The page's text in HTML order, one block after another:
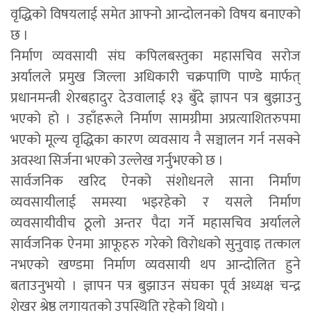
वृद्धिको विषयलाई समेत आफ्नो आन्दोलनको विषय बनाएको
छ ।
निर्माण व्यवसायी संघ कपिलबस्तुका महासचिव सरोज
अर्यालले प्रमुख जिल्ला अधिकारी चक्रपाणि पाण्डे मार्फत्
प्रधानमन्त्री शेरबहादुर देउवालाई १३ बुँदे ज्ञापन पत्र बुझाउनु
भएको हो । उहाँहरूले निर्माण सामग्रीमा अप्रत्याशितरुपमा
भएको मूल्य वृद्धिका कारण व्यवसाय नै सञ्चालन गर्न नसक्ने
अवस्था सिर्जना भएको उल्लेख गर्नुभएको छ ।
सार्वजनिक खरिद ऐनको संशोधनले साना निर्माण
व्यवसायीलाई समस्या भइरहेको र यसले निर्माण
व्यवसायीवीच ठूलो अन्तर पैदा गर्ने महासचिव अर्यालले
सार्वजनिक ऐनमा आफूहरु गरेको विरोधको सुनुवाइ तत्काल
नभएको खण्डमा निर्माण व्यवसायी थप आन्दोलित हुने
बताउनुभयो । ज्ञापन पत्र बुझाउन संघका पूर्व अध्यक्ष चन्द्र
शेखर श्रेष्ठ लगायतको उपस्थिति रहेको थियो ।